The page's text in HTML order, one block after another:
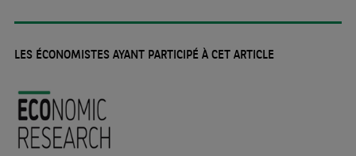
LES ÉCONOMISTES AYANT PARTICIPÉ À CET ARTICLE